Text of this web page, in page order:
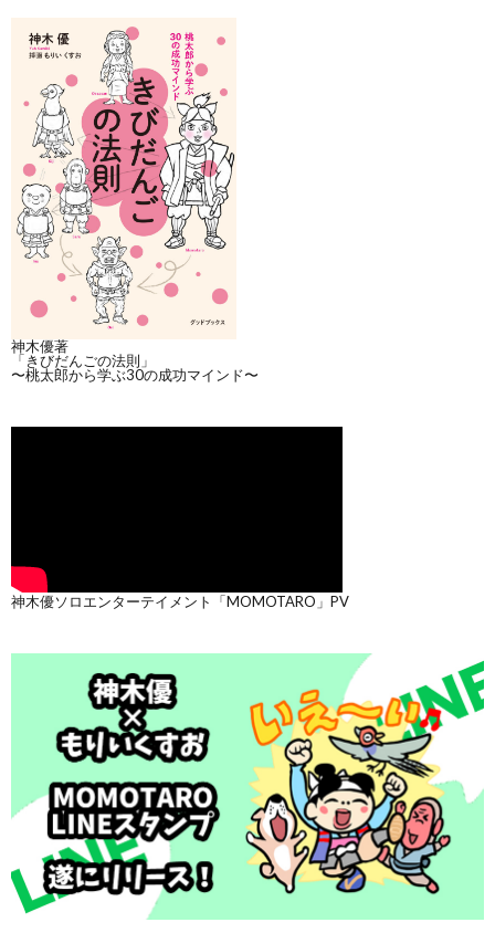
神木優著
「きびだんごの法則」
〜桃太郎から学ぶ30の成功マインド〜
神木優ソロエンターテイメント「MOMOTARO」PV